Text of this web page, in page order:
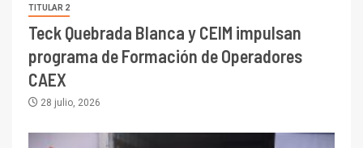
TITULAR 2
Teck Quebrada Blanca y CEIM impulsan
programa de Formación de Operadores
CAEX
28 julio, 2026